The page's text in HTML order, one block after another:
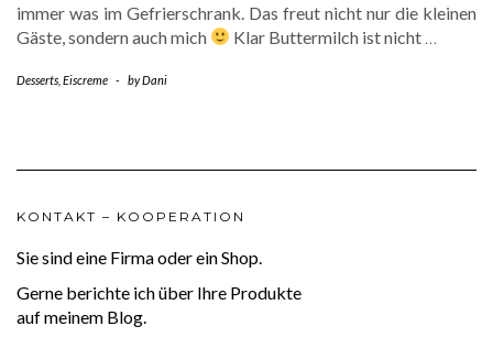
immer was im Gefrierschrank. Das freut nicht nur die kleinen
Gäste, sondern auch mich
Klar Buttermilch ist nicht
Desserts Eiscreme - byDani
KONTAKT – KOOPERATION
Sie sind eine Firma oder ein Shop.
Gerne berichte ich über Ihre Produkte
auf meinem Blog.